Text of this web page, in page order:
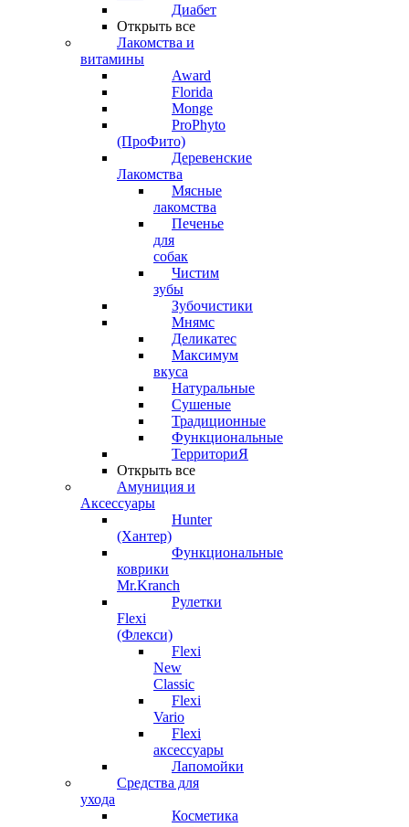
Диабет
Открыть все
Лакомства и
витамины
Award
Florida
Monge
ProPhyto
(ПроФито)
Деревенские
Лакомства
Мясные
лакомства
Печенье
для
собак
Чистим
зубы
Зубочистики
Мнямс
Деликатес
Максимум
вкуса
Натуральные
Сушеные
Традиционные
Функциональные
ТерриториЯ
Открыть все
Амуниция и
Аксессуары
Hunter
(Хантер)
Функциональные
коврики
Mr.Kranch
Рулетки
Flexi
(Флекси)
Flexi
New
Classic
Flexi
Vario
Flexi
аксессуары
Лапомойки
Средства для
ухода
Косметика